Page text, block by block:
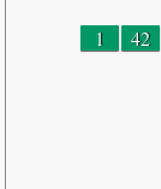
1 42